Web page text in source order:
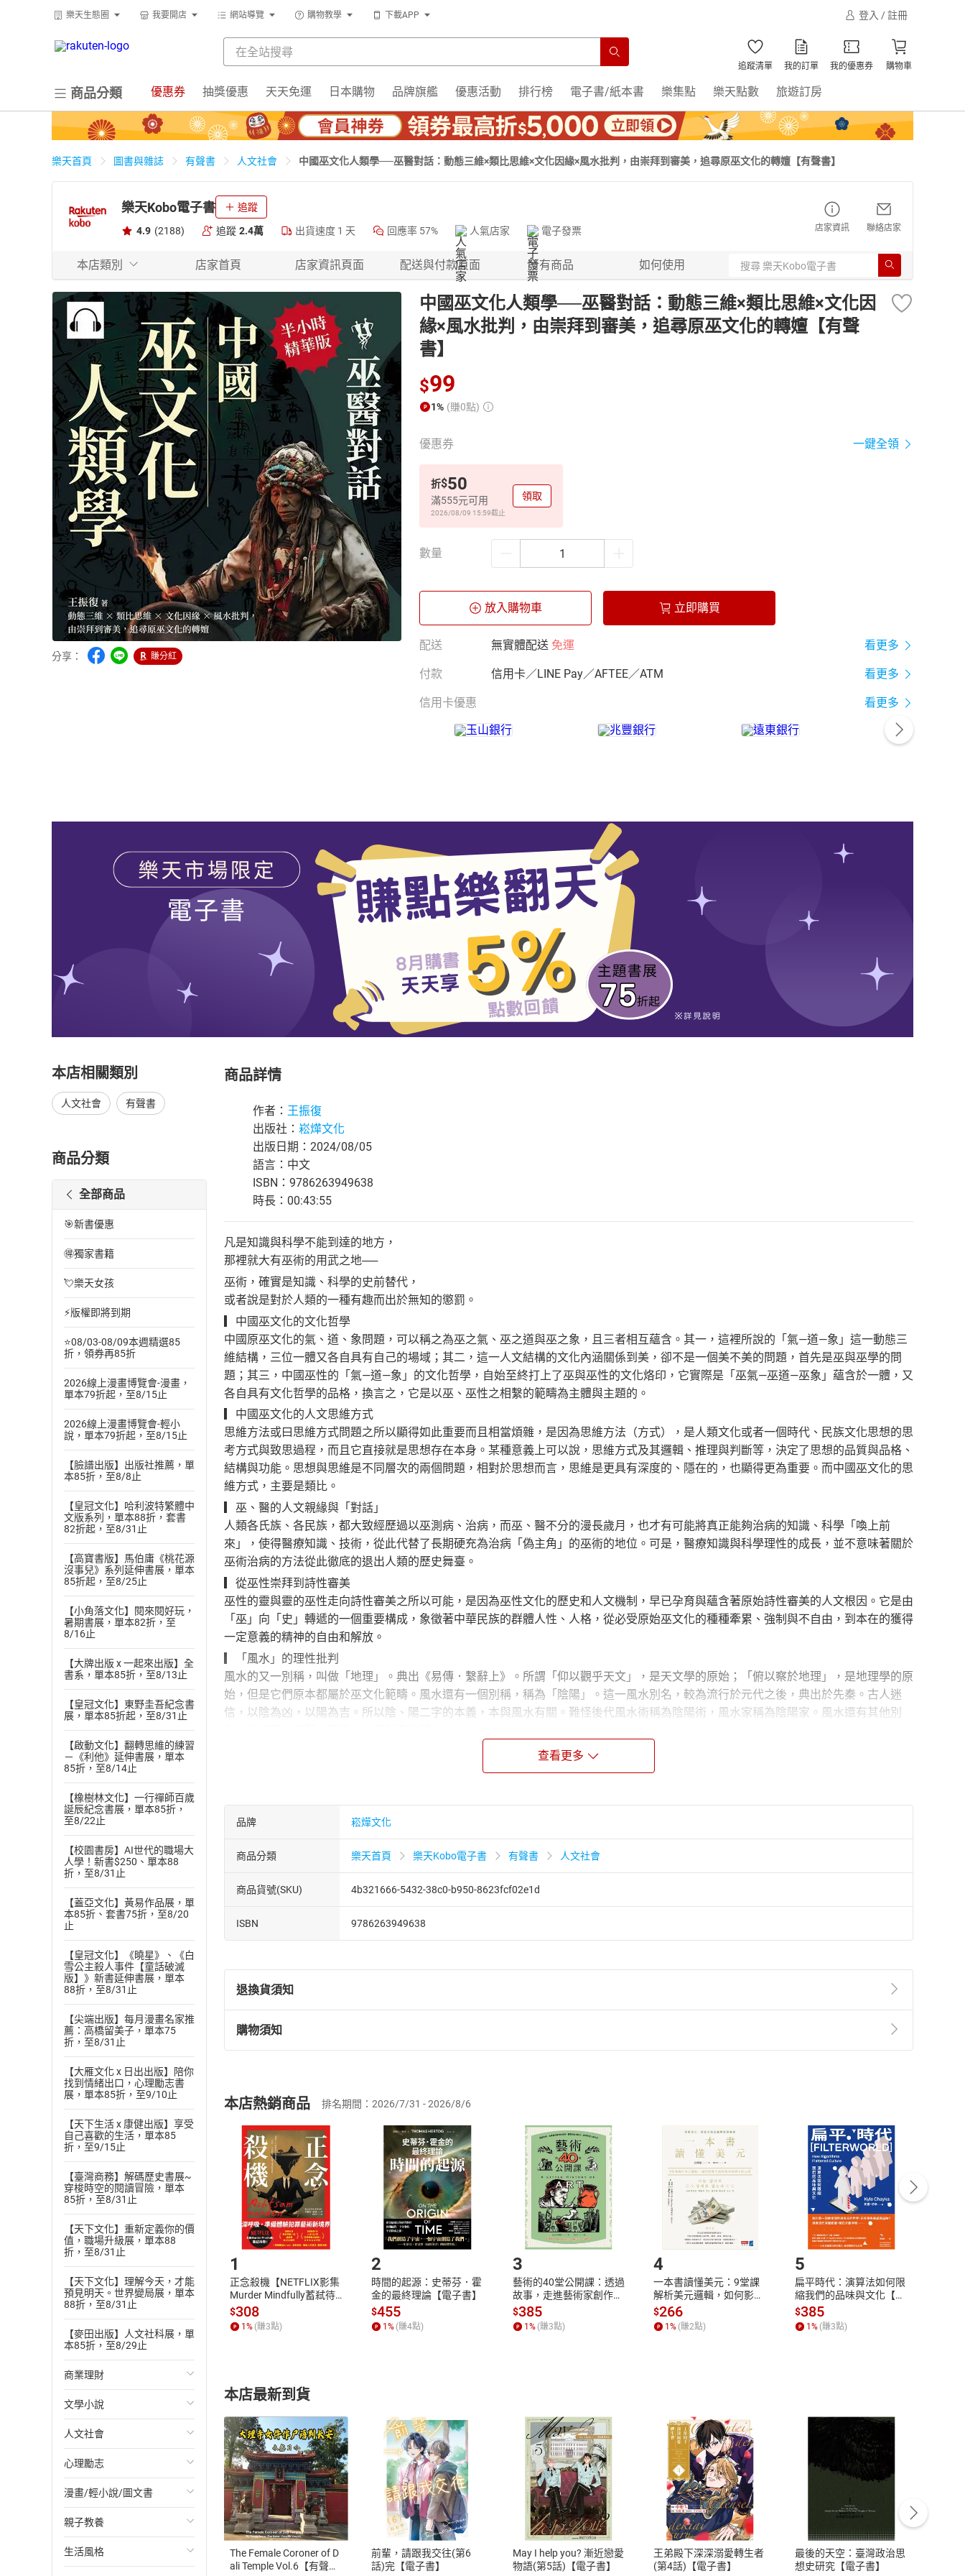
樂天生態圈 我要開店 網站導覽 購物教學 下載APP 登入 / 註冊
追蹤清單 我的訂單 我的優惠券 購物車
商品分類 優惠券 抽獎優惠 天天免運 日本購物 品牌旗艦 優惠活動 排行榜 電子書/紙本書 樂集點 樂天點數 旅遊訂房
樂天首頁 圖書與雜誌 有聲書 人文社會 中國巫文化人類學──巫醫對話：動態三維×類比思維×文化因緣×風水批判，由崇拜到審美，追尋原巫文化的轉嬗【有聲書】
樂天Kobo電子書 追蹤
4.9 (2188) 追蹤 2.4萬 出貨速度 1 天 回應率 57% 人氣店家 電子發票 店家資訊 聯絡店家
本店類別 店家首頁 店家資訊頁面 配送與付款頁面 所有商品 如何使用
分享： 賺分紅
中國巫文化人類學──巫醫對話：動態三維×類比思維×文化因
緣×風水批判，由崇拜到審美，追尋原巫文化的轉嬗【有聲
書】
$99
1% (賺0點)
優惠券 一鍵全領
折$50
滿555元可用
2026/08/09 15:59截止
領取
數量
放入購物車 立即購買
配送 無實體配送 免運 看更多
付款 信用卡／LINE Pay／AFTEE／ATM 看更多
信用卡優惠 看更多
本店相關類別
人文社會 有聲書
商品分類
全部商品
🎯新書優惠
🉐獨家書籍
💘樂天女孩
⚡版權即將到期
⭐08/03-08/09本週精選85
折，領券再85折
2026線上漫畫博覽會-漫畫，
單本79折起，至8/15止
2026線上漫畫博覽會-輕小
說，單本79折起，至8/15止
【臉譜出版】出版社推薦，單
本85折，至8/8止
【皇冠文化】哈利波特繁體中
文版系列，單本88折，套書
82折起，至8/31止
【高寶書版】馬伯庸《桃花源
沒事兒》系列延伸書展，單本
85折起，至8/25止
【小角落文化】閱來閱好玩，
暑期書展，單本82折，至
8/16止
【大牌出版 x 一起來出版】全
書系，單本85折，至8/13止
【皇冠文化】東野圭吾紀念書
展，單本85折起，至8/31止
【啟動文化】翻轉思維的練習
－《利他》延伸書展，單本
85折，至8/14止
【橡樹林文化】一行禪師百歲
誕辰紀念書展，單本85折，
至8/22止
【校園書房】AI世代的職場大
人學！新書$250、單本88
折，至8/31止
【蓋亞文化】黃易作品展，單
本85折、套書75折，至8/20
止
【皇冠文化】《曉星》、《白
雪公主殺人事件【童話破滅
版】》新書延伸書展，單本
88折，至8/31止
【尖端出版】每月漫畫名家推
薦：高橋留美子，單本75
折，至8/31止
【大雁文化 x 日出出版】陪你
找到情緒出口，心理勵志書
展，單本85折，至9/10止
【天下生活 x 康健出版】享受
自己喜歡的生活，單本85
折，至9/15止
【臺灣商務】解碼歷史書展~
穿梭時空的閱讀冒險，單本
85折，至8/31止
【天下文化】重新定義你的價
值，職場升級展，單本88
折，至8/31止
【天下文化】理解今天，才能
預見明天。世界變局展，單本
88折，至8/31止
【麥田出版】人文社科展，單
本85折，至8/29止
商業理財
投資理財
經濟/趨勢
財務/金融
管理/領導
職場工作術
成功法
文學小說
歐美文學
日本文學
韓國文學
華文文學
經典文學
人文社會
國際關係
政治
社會科學
台灣/中國歷史
心理勵志
心靈成長/情緒
人際關係
兩性關係
漫畫/輕小說/圖文書
輕小說
奇幻/科幻
親子教養
教育現場
生活風格
商品詳情
作者： 王振復
出版社： 崧燁文化
出版日期：2024/08/05
語言：中文
ISBN：9786263949638
時長：00:43:55
凡是知識與科學不能到達的地方，
那裡就大有巫術的用武之地──
巫術，確實是知識、科學的史前替代，
或者說是對於人類的一種有趣而出於無知的懲罰。
▎中國巫文化的文化哲學
中國原巫文化的氣、道、象問題，可以稱之為巫之氣、巫之道與巫之象，且三者相互蘊含。其一，這裡所說的「氣—道—象」這一動態三
維結構，三位一體又各自具有自己的場域；其二，這一人文結構的文化內涵關係到美，卻不是一個美不美的問題，首先是巫與巫學的問
題；其三，中國巫性的「氣—道—象」的文化哲學，自始至終打上了巫與巫性的文化烙印，它實際是「巫氣—巫道—巫象」蘊含於一體，又
各自具有文化哲學的品格，換言之，它是以巫、巫性之相繫的範疇為主體與主題的。
▎中國巫文化的人文思維方式
思維方法或曰思維方式問題之所以顯得如此重要而且相當煩雜，是因為思維方法（方式），是人類文化或者一個時代、民族文化思想的思
考方式與致思過程，而且它直接就是思想存在本身。某種意義上可以說，思維方式及其邏輯、推理與判斷等，決定了思想的品質與品格、
結構與功能。思想與思維是不同層次的兩個問題，相對於思想而言，思維是更具有深度的、隱在的，也顯得更為重要。而中國巫文化的思
維方式，主要是類比。
▎巫、醫的人文親緣與「對話」
人類各氏族、各民族，都大致經歷過以巫測病、治病，而巫、醫不分的漫長歲月，也才有可能將真正能夠治病的知識、科學「喚上前
來」，使得醫療知識、技術，從此代替了長期硬充為治病「偽主角」的巫術的地位。可是，醫療知識與科學理性的成長，並不意味著關於
巫術治病的方法從此徹底的退出人類的歷史舞臺。
▎從巫性崇拜到詩性審美
巫性的靈與靈的巫性走向詩性審美之所以可能，是因為巫性文化的歷史和人文機制，早已孕育與蘊含著原始詩性審美的人文根因。它是由
「巫」向「史」轉遞的一個重要構成，象徵著中華民族的群體人性、人格，從必受原始巫文化的種種牽累、強制與不自由，到本在的獲得
一定意義的精神的自由和解放。
▎「風水」的理性批判
風水的又一別稱，叫做「地理」。典出《易傳．繫辭上》。所謂「仰以觀乎天文」，是天文學的原始；「俯以察於地理」，是地理學的原
始，但是它們原本都屬於巫文化範疇。風水還有一個別稱，稱為「陰陽」。這一風水別名，較為流行於元代之後，典出於先秦。古人迷
信，以陰為凶，以陽為吉。所以陰、陽二字的本義，本與風水有關。難怪後代風水術稱為陰陽術，風水家稱為陰陽家。風水還有其他別
本書特色：從「巫之氣」、「巫之道」到「巫之象」，書中分析了巫術背後的哲學和文化基礎、巫文化下的人文思維方式，以及巫和醫之
間的連結。另外，由原始巫性崇拜轉向詩性審美、對「風水」的理性批判等皆有詳細闡述。附錄中探討了與巫相繫的神及作為宗教「文化
查看更多
品牌 崧燁文化
商品分類 樂天首頁 樂天Kobo電子書 有聲書 人文社會
商品貨號(SKU) 4b321666-5432-38c0-b950-8623fcf02e1d
ISBN 9786263949638
退換貨須知
退換貨規定：
(一)依消費者保護法第19條第1項後段暨通訊交易解除權合理例外情事適用準則第2條第5款之規定，「非以有形媒介提供之數位
(二)消費者訂購本店鋪之商品即代表知悉本店鋪所銷售之商品為電子書，屬非以有形媒介提供之數位內容，消費者同意若訂購後
且已下載/存取電子書，不得請求退貨退款。
退貨方式：您欲取消訂單或辦理退貨時，請登入樂天市場，並於「我的訂單」中點選「瀏覽訂單明細」
「申請取消訂單/退
貨」，本店鋪將依您的申請進行審核，待審核通過後將為您辦理退款事宜。
請注意，樂天市場須以整筆訂單為單位進行取消/退貨，恕無法以單支商品取消/退貨。
購物須知
挑選商品
Choose
放入購物車
Shopping cart
登入帳號
Login
付款方式
Payment
完成訂單
Complete
購書後，如何開始使用？
Step1.選擇閱讀載具 Step2.登入帳號，下載書籍後看書
付款方式
ATM轉帳、信用卡、LINE PAY、AFTEE
退換貨規範
本店是否提供消費者保護法七日猶豫期
之權利，遽消費者保護法及通訊交易解
除權合理例外情事適用準則，依商品性
客服資訊
服務時間：週一到週五 10:00-12:00、
13:00-17:00 (國定假日及例假日休息)
客服電話：0080-1857077
本店熱銷商品 排名期間：2026/7/31 - 2026/8/6
1
正念殺機【NETFLIX影集
Murder Mindfully蓄弒待
發】【電子書】
$308
1 % (賺3點)
2
時間的起源：史蒂芬．霍
金的最終理論【電子書】
$455
1 % (賺4點)
3
藝術的40堂公開課：透過
故事，走進藝術家創作現
場，看藝術如何誕生、如
何形塑人類生活【電子
書】
$385
1 % (賺3點)
4
一本書讀懂美元：9堂課
解析美元邏輯，如何影響
全球經濟和每個人的投資
【電子書】
$266
1% (賺2點)
5
扁平時代：演算法如何限
縮我們的品味與文化【電
子書】
$385
1% (賺3點)
本店最新到貨
The Female Coroner of D
ali Temple Vol.6【有聲
前輩，請跟我交往(第6
話)完【電子書】
May I help you? 漸近戀愛
物語(第5話)【電子書】
王弟殿下深深溺愛轉生者
(第4話)【電子書】
最後的天空：臺灣政治思
想史研究【電子書】